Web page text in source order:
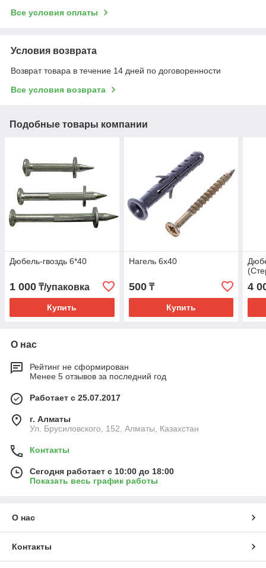
Все условия оплаты
Условия возврата
Возврат товара в течение 14 дней по договоренности
Все условия возврата
Подобные товары компании
Дюбель-гвоздь 6*40
1 000 ₸/упаковка
Купить
Нагель 6х40
500₸
Купить
4
О нас
Рейтинг не сформирован
Менее 5 отзывов за последний год
Работает с 25.07.2017
г. Алматы
Ул. Брусиловского, 152, Алматы, Казахстан
Контакты
Сегодня работает с 10:00 до 18:00
Показать весь график работы
О нас
Контакты